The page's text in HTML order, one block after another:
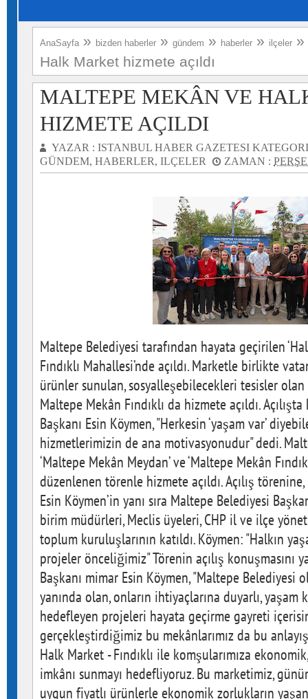
AnaSayfa » bizden haberler » gündem » haberler » ilçeler »
Halk Market hizmete açıldı
MALTEPE MEKÂN VE
HIZMETE AÇILDI
YAZAR : ISTANBUL HABER GAZETESI
GÜNDEM, HABERLER, ILÇELER ZAMAN :
Maltepe Belediyesi tarafından hayata geçirilen
Fındıklı Mahallesi’nde açıldı. Marketle birlikte
ürünler sunulan, sosyalleşebilecekleri tesisler
Maltepe Mekân Fındıklı da hizmete açıldı.
Başkanı Esin Köymen, "Herkesin ‘yaşam var’
hizmetlerimizin de ana motivasyonudur" dedi.
‘Maltepe Mekân Meydan’ ve ‘Maltepe Mekân
düzenlenen törenle hizmete açıldı. Açılış
Esin Köymen’in yanı sıra Maltepe Belediyesi
birim müdürleri, Meclis üyeleri, CHP il ve ilçe
toplum kuruluşlarının katıldı. Köymen: "Halkın
projeler önceliğimiz" Törenin açılış konuşmasını
Başkanı mimar Esin Köymen, "Maltepe Belediyesi
yanında olan, onların ihtiyaçlarına duyarlı,
hedefleyen projeleri hayata geçirme gayreti
gerçekleştirdiğimiz bu mekânlarımız da bu
Halk Market - Fındıklı ile komşularımıza
imkânı sunmayı hedefliyoruz. Bu marketimiz,
uygun fiyatlı ürünlerle ekonomik zorlukların